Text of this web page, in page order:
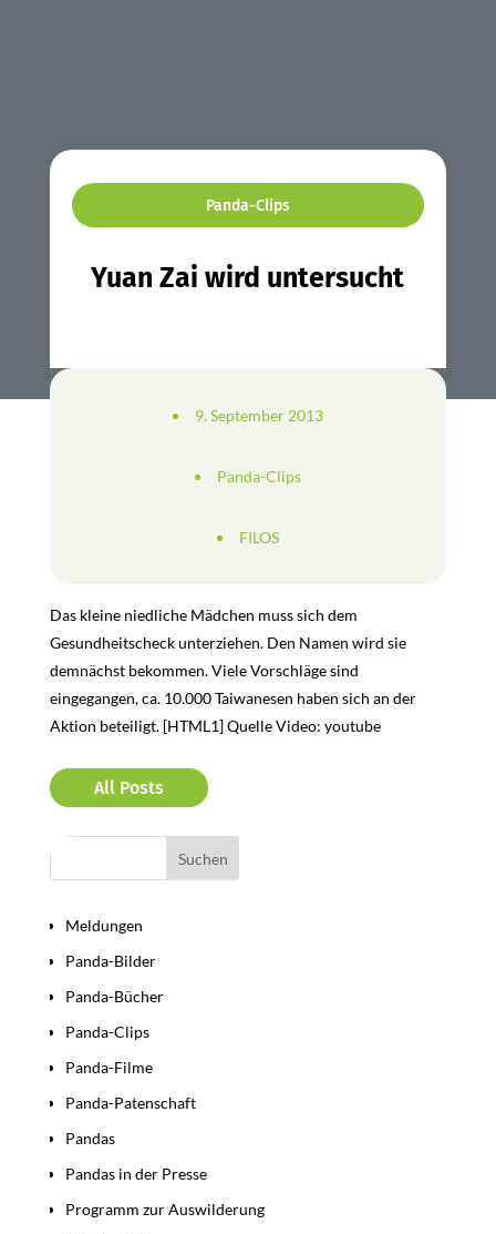
Panda-Clips
Yuan Zai wird untersucht
9. September 2013
Panda-Clips
FILOS
Das kleine niedliche Mädchen muss sich dem
Gesundheitscheck unterziehen. Den Namen wird sie
demnächst bekommen. Viele Vorschläge sind
eingegangen, ca. 10.000 Taiwanesen haben sich an der
Aktion beteiligt. [HTML1] Quelle Video: youtube
All Posts
Meldungen
Panda-Bilder
Panda-Bücher
Panda-Clips
Panda-Filme
Panda-Patenschaft
Pandas
Pandas in der Presse
Programm zur Auswilderung